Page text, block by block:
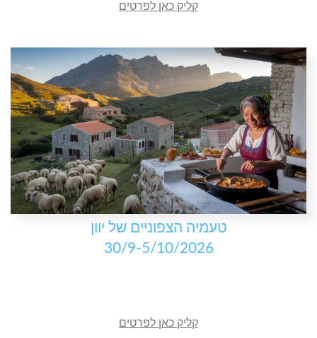
קליק כאן לפרטים
טעמיה הצפוניים של יוון
30/9-5/10/2026
קליק כאן לפרטים